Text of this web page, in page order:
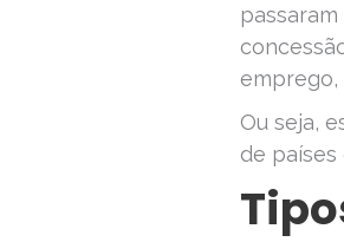
Ou seja,
de países